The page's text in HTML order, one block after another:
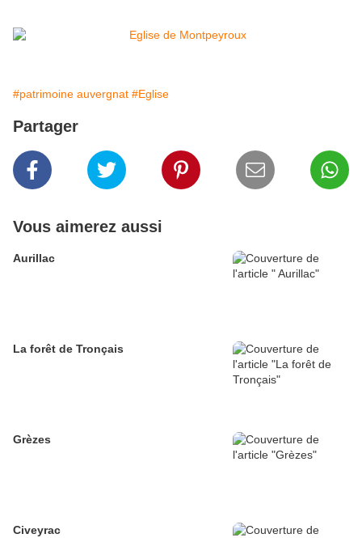
#patrimoine auvergnat #Eglise
Partager
Vous aimerez aussi
Aurillac
La forêt de Tronçais
Grèzes
Civeyrac